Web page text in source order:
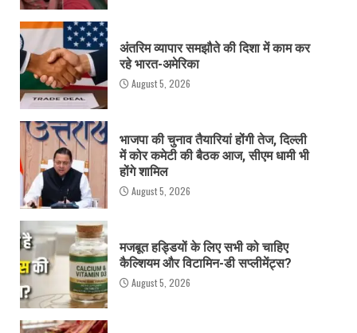
अंतरिम व्यापार समझौते की दिशा में काम कर
रहे भारत-अमेरिका
August 5, 2026
भाजपा की चुनाव तैयारियां होंगी तेज, दिल्ली
में कोर कमेटी की बैठक आज, सीएम धामी भी
होंगे शामिल
August 5, 2026
मजबूत हड्डियों के लिए सभी को चाहिए
कैल्शियम और विटामिन-डी सप्लीमेंट्स?
August 5, 2026